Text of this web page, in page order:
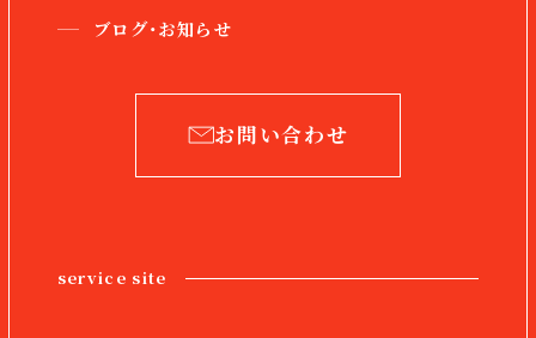
ブログ・お知らせ
お問い合わせ
service site